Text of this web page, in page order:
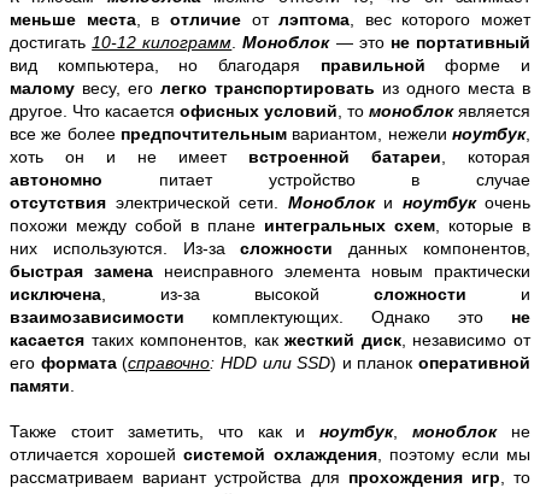
меньше места, в отличие отлэптома , вес которого может
достигать 10-12 килограмм .Моноблок — это не портативный
вид компьютера, но благодаря правильнойформе и
малому весу, его легко транспортировать из одного места в
другое. Что касается офисных условий , то моноблокявляется
все же более предпочтительным вариантом, нежелиноутбук,
хоть он и не имеет встроенной батареи , которая
автономно питает устройство в случае
отсутствия электрической сети. Моноблок и ноутбук очень
похожи между собой в плане интегральных схем , которые в
них используются. Из-засложности данных компонентов,
быстрая замена неисправного элемента новым практически
исключена , из-за высокой сложности и
взаимозависимости комплектующих. Однако это не
касается таких компонентов, какжесткий диск, независимо от
его формата(справочно: HDD или SSD) и планок оперативной
памяти
Также стоит заметить, что как иноутбук,моноблок не
отличается хорошей системой охлаждения, поэтому если мы
рассматриваем вариант устройства для прохождения игр , то